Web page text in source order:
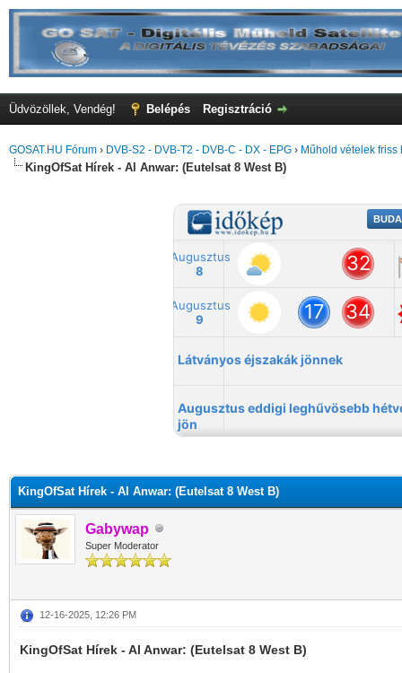
Üdvözöllek, Vendég! Belépés Regisztráció
GOSAT.HU Fórum › DVB-S2 - DVB-T2 - DVB-C - DX - EPG › Műhold vételek friss
KingOfSat Hírek - Al Anwar: (Eutelsat 8 West B)
KingOfSat Hírek - Al Anwar: (Eutelsat 8 West B)
Gabywap
Super Moderator
12-16-2025, 12:26 PM
KingOfSat Hírek - Al Anwar: (Eutelsat 8 West B)